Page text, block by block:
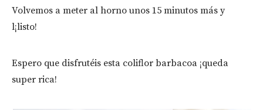
Volvemos a meter al horno unos 15 minutos más y
l¡listo!
Espero que disfrutéis esta coliflor barbacoa ¡queda
super rica!